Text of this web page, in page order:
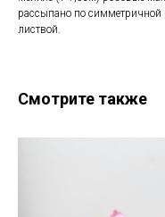
рассыпано по симметричной
листвой.
Смотрите также